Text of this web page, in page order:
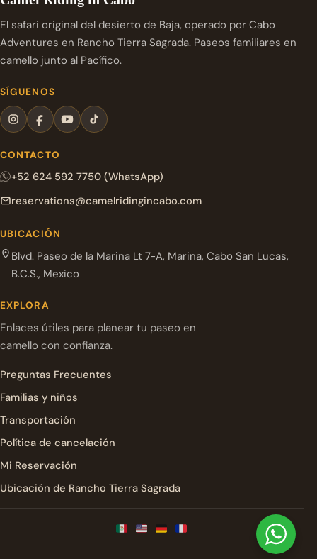
El safari original del desierto de Baja, operado por Cabo
Adventures en Rancho Tierra Sagrada. Paseos familiares en
camello junto al Pacífico.
SÍGUENOS
CONTACTO
+52 624 592 7750 (WhatsApp)
reservations@camelridingincabo.com
UBICACIÓN
Blvd. Paseo de la Marina Lt 7-A, Marina, Cabo San Lucas,
B.C.S., Mexico
EXPLORA
Enlaces útiles para planear tu paseo en
camello con confianza.
Preguntas Frecuentes
Familias y niños
Transportación
Política de cancelación
Mi Reservación
Ubicación de Rancho Tierra Sagrada